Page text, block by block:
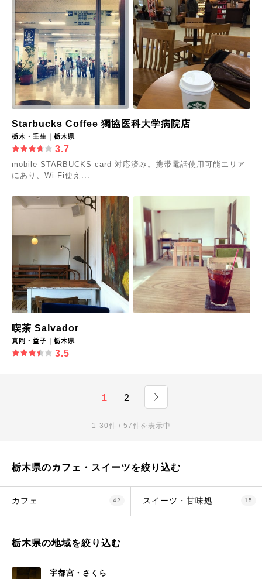
Starbucks Coffee 獨協医科大学病院店
栃木・壬生｜栃木県
3.7
mobile STARBUCKS card 対応済み。携帯電話使用可能エリア
にあり、Wi-Fi使え...
喫茶 Salvador
真岡・益子｜栃木県
3.5
1 2
1-30件 / 57件を表示中
栃木県のカフェ・スイーツを絞り込む
カフェ 42 スイーツ・甘味処 15
栃木県の地域を絞り込む
宇都宮・さくら